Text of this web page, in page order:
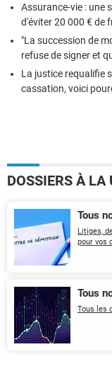
Assurance-vie : une
d'éviter 20 000 € de
"La succession de
refuse de signer et
La justice requalifie
cassation, voici
DOSSIERS À LA
Tous
Litiges,
pour vos
Tous
Tous les